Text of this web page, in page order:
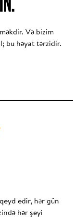
səbirlə Və bizim
bu həyat tərzidir.
edir, hər gün
hər şeyi